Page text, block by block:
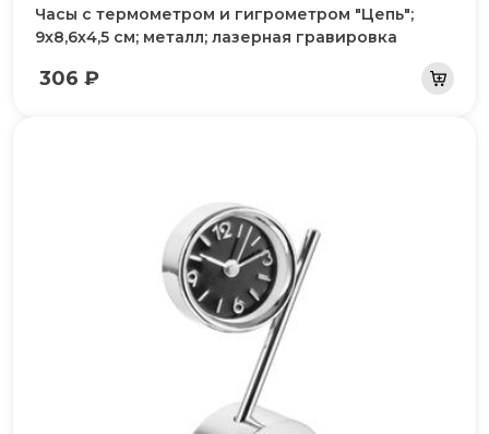
Часы c термометром и гигрометром "Цепь";
9х8,6х4,5 см; металл; лазерная гравировка
306 ₽